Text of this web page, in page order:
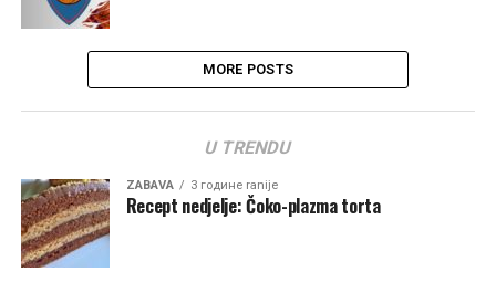
MORE POSTS
U TRENDU
ZABAVA 3 године ranije
Recept nedjelje: Čoko-plazma torta